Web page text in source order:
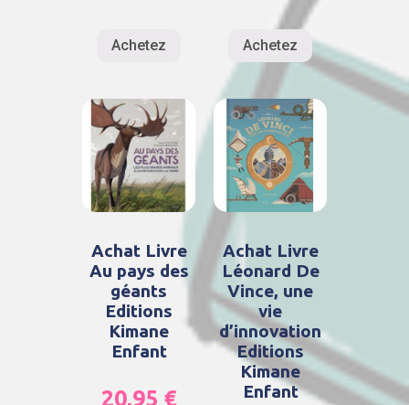
Achetez Achetez
Achat Livre
Au pays des
géants
Editions
Kimane
Enfant
20,95 €
Achat Livre
Léonard De
Vince, une
vie
d’innovation
Editions
Kimane
Enfant